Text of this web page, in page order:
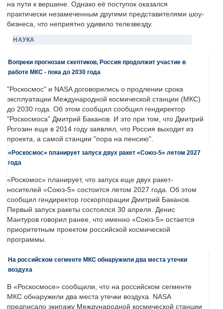
на пути к вершине. Однако её поступок оказался
практически незамеченным другими представителями шоу-
бизнеса, что неприятно удивило телезвезду.
НАУКА
Вопреки прогнозам скептиков, Россия продолжит участие в
работе МКС - пока до 2030 года
"Роскосмос" и NASA договорились о продлении срока
эксплуатации Международной космической станции (МКС)
до 2030 года. Об этом сообщил сообщил гендиректор
"Роскосмоса" Дмитрий Баканов. И это при том, что Дмитрий
Рогозин еще в 2014 году заявлял, что Россия выходит из
проекта, а самой станции "пора на пенсию".
«Роскосмос» планирует запуск двух ракет «Союз-5» летом 2027
года
«Роскомос» планирует, что запуск еще двух ракет-
носителей «Союз-5» состоится летом 2027 года. Об этом
сообщил гендиректор госкорпорации Дмитрий Баканов.
Первый запуск ракеты состоялся 30 апреля. Денис
Мантуров говорил ранее, что именно «Союз-5» остается
приоритетным проектом российской космической
программы.
На российском сегменте МКС обнаружили два места утечки
воздуха
В «Роскосмосе» сообщили, что на российском сегменте
МКС обнаружили два места утечки воздуха. NASA
предписало экипажу Международной космической станции